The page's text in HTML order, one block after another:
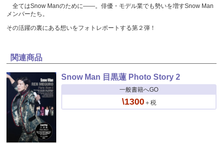
全てはSnow Manのために――。俳優・モデル業でも勢いを増すSnow Man
メンバーたち。
その活躍の裏にある想いをフォトレポートする第２弾！
関連商品
Snow Man 目黒蓮 Photo Story 2
一般書籍へGO
\1300＋税